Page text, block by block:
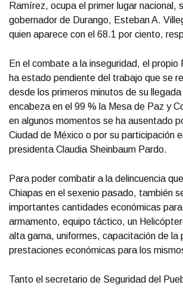
Ramírez, ocupa el primer lugar nacional,
gobernador de Durango, Esteban A.
quien aparece con el 68.1 por ciento,
En el combate a la inseguridad, el propio
ha estado pendiente del trabajo que se
desde los primeros minutos de su
encabeza en el 99 % la Mesa de Paz y
en algunos momentos se ha ausentado
Ciudad de México o por su participación
presidenta Claudia Sheinbaum Pardo.
Para poder combatir a la delincuencia
Chiapas en el sexenio pasado, también
importantes cantidades económicas
armamento, equipo táctico, un
alta gama, uniformes, capacitación de la
prestaciones económicas para los
Tanto el secretario de Seguridad del